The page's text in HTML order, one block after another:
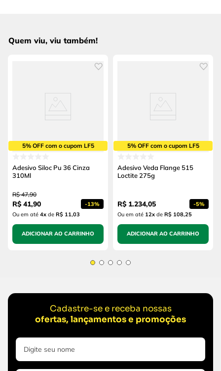
Quem viu, viu também!
5% OFF com o cupom LF5
Adesivo Siloc Pu 36 Cinza
310Ml
R$ 47,90
R$ 41,90 -13%
Ou em até 4x de R$ 11,03
ADICIONAR AO CARRINHO
5% OFF com o cupom LF5
Adesivo Veda Flange 515
Loctite 275g
R$ 1.234,05 -5%
Ou em até 12x de R$ 108,25
ADICIONAR AO CARRINHO
Cadastre-se e receba nossas
ofertas, lançamentos e promoções